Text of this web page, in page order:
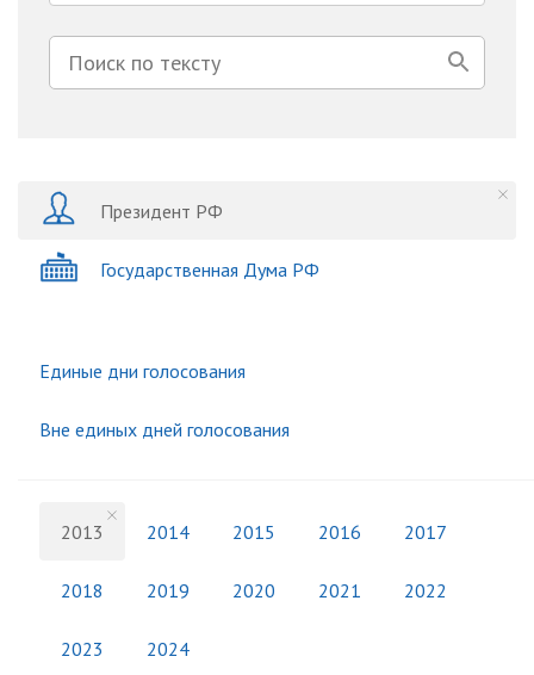
Президент РФ
Государственная Дума РФ
Единые дни голосования
Вне единых дней голосования
2013 2014 2015 2016 2017
2018 2019 2020 2021 2022
2023 2024